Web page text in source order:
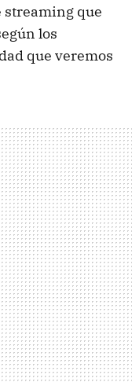
streaming que
los
que veremos